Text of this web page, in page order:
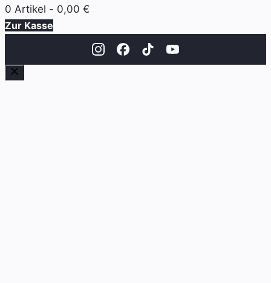
0 Artikel - 0,00 €
Zur Kasse
Schließen